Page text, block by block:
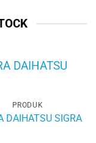
PRODUK
DAIHATSU SIGRA